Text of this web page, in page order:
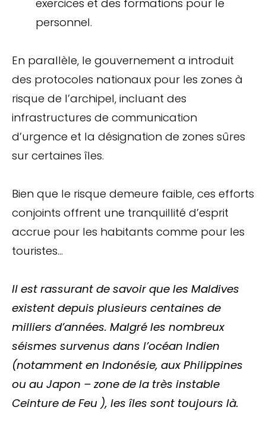
exercices et des formations pour le
personnel.
En parallèle, le gouvernement a introduit
des protocoles nationaux pour les zones à
risque de l’archipel, incluant des
infrastructures de communication
d’urgence et la désignation de zones sûres
sur certaines îles.
Bien que le risque demeure faible, ces efforts
conjoints offrent une tranquillité d’esprit
accrue pour les habitants comme pour les
touristes…
Il est rassurant de savoir que les Maldives
existent depuis plusieurs centaines de
milliers d’années. Malgré les nombreux
séismes survenus dans l’océan Indien
(notamment en Indonésie, aux Philippines
ou au Japon – zone de la très instable
Ceinture de Feu ), les îles sont toujours là.